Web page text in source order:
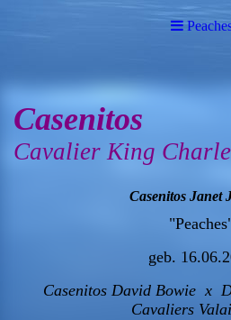
Casenitos
Cavalier King
Casenitos Janet
geb.
Casenitos David Bowie x
Cavaliers